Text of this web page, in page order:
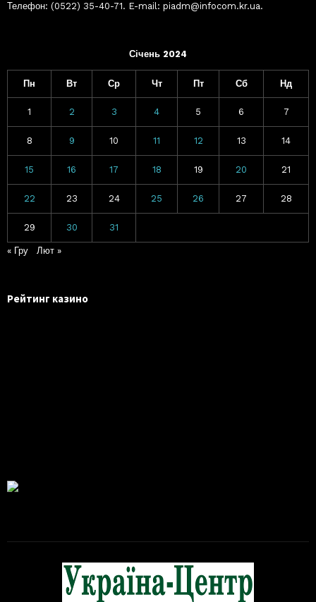
Телефон: (0522) 35-40-71. E-mail: piadm@infocom.kr.ua.
Січень 2024
Пн Вт Ср Чт Пт Сб Нд
1 2 3 4 5 6 7
8 9 10 11 12 13 14
15 16 17 18 19 20 21
22 23 24 25 26 27 28
29 30 31
« Гру Лют »
Рейтинг казино